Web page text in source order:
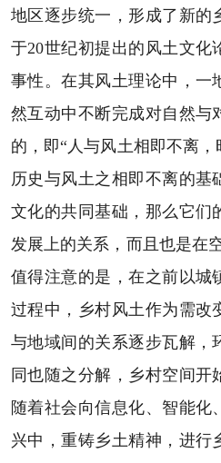
地区逐步统一，形成了新的
于20世纪初提出的风土文化
事性。在其风土理论中，一
然互动中不断完成对自然与
的，即“人与风土相即不离
历史与风土之相即不离的基
文化的共同基础，那么它们
发展上的关系，而且也是在
值得注意的是，在之前以城
过程中，乡村风土作为需改
与地域间的关系逐步瓦解，
同也随之分解，乡村空间
随着社会向信息化、智能化
兴中，重铸乡土精神，进行